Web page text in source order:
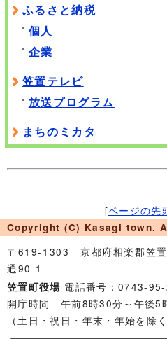
ふるさと納税
個人
企業
笠置テレビ
放送プログラム
まちのミカタ
[ページの先
Copyright (C) Kasagi town.
〒619-1303 京都府相楽郡笠
通90-1
笠置町役場 電話番号：0743-
開庁時間 午前8時30分～午後5
（土日・祝日・年末・年始を除く